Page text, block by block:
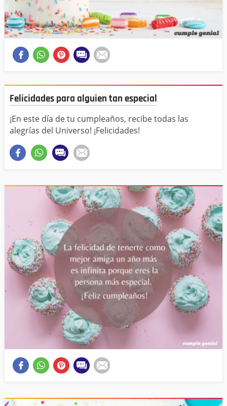
Felicidades para alguien tan especial
¡En este día de tu cumpleaños, recibe todas las
alegrías del Universo! ¡Felicidades!